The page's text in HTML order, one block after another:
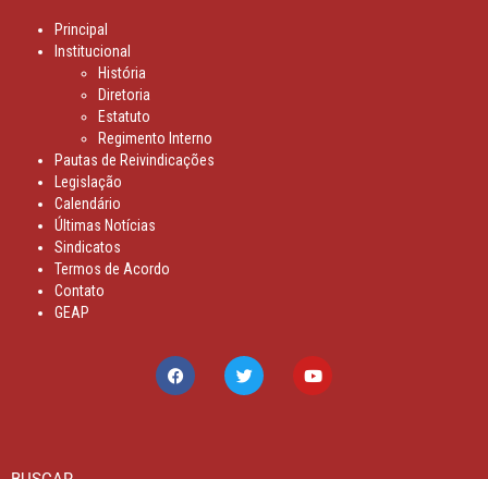
Principal
Institucional
História
Diretoria
Estatuto
Regimento Interno
Pautas de Reivindicações
Legislação
Calendário
Últimas Notícias
Sindicatos
Termos de Acordo
Contato
GEAP